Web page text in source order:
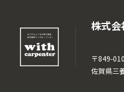
株式
〒849-
佐賀県三